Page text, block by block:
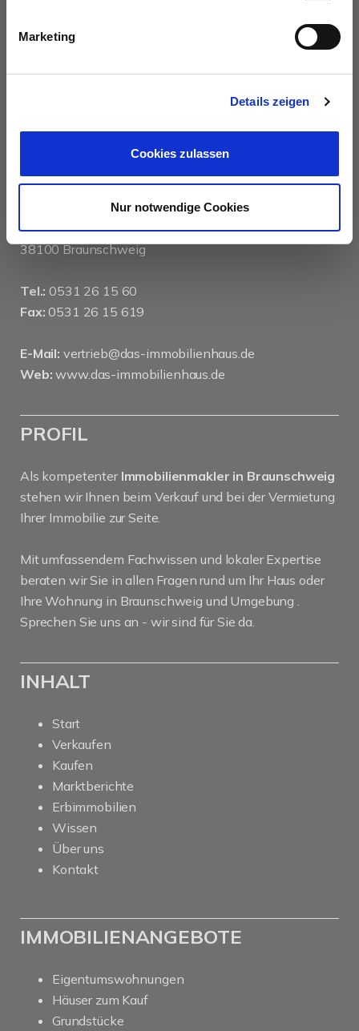
Marketing
Details zeigen
Cookies zulassen
Nur notwendige Cookies
das immobilienhaus oberenzer & stöcker gmbh &
Langer Hof 2d
38100 Braunschweig
Tel.: 0531 26 15 60
Fax: 0531 26 15 619
E-Mail: vertrieb@das-immobilienhaus.de
Web: www.das-immobilienhaus.de
PROFIL
Als kompetenter Immobilienmakler in Braunschweig
stehen wir Ihnen beim Verkauf und bei der Vermietung
Ihrer Immobilie zur Seite.
Mit umfassendem Fachwissen und lokaler Expertise
beraten wir Sie in allen Fragen rund um Ihr Haus oder
Ihre Wohnung in Braunschweig und Umgebung .
Sprechen Sie uns an - wir sind für Sie da.
INHALT
Start
Verkaufen
Kaufen
Marktberichte
Erbimmobilien
Wissen
Über uns
Kontakt
IMMOBILIENANGEBOTE
Eigentumswohnungen
Häuser zum Kauf
Grundstücke